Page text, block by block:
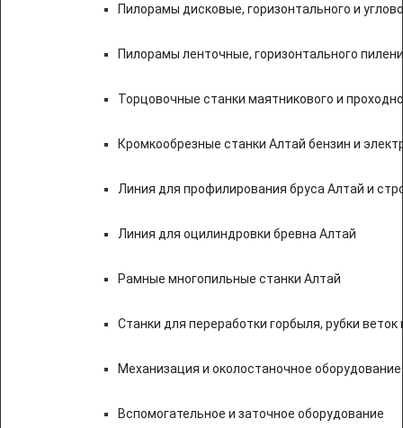
Пилорамы дисковые, горизонтального и
Пилорамы ленточные, горизонтального
Торцовочные станки маятникового и
Кромкообрезные станки Алтай бензин и
Линия для профилирования бруса Алтай и
Линия для оцилиндровки бревна Алтай
Рамные многопильные станки Алтай
Станки для переработки горбыля, рубки веток
Механизация и околостаночное оборудование
Вспомогательное и заточное оборудование